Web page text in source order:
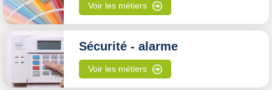
Voir les métiers
Sécurité - alarme
Voir les métiers